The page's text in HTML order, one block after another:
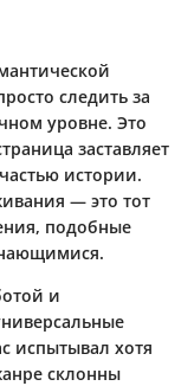
следить за
уровне. Это
заставляет
истории.
— это тот
подобные
и
испытывал хотя
склонны